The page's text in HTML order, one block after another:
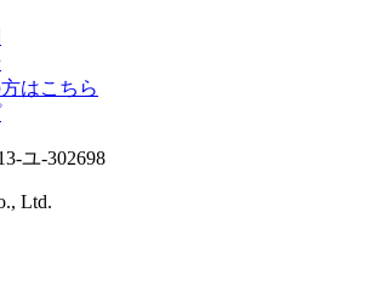
はこちら
ユ-302698
Ltd.